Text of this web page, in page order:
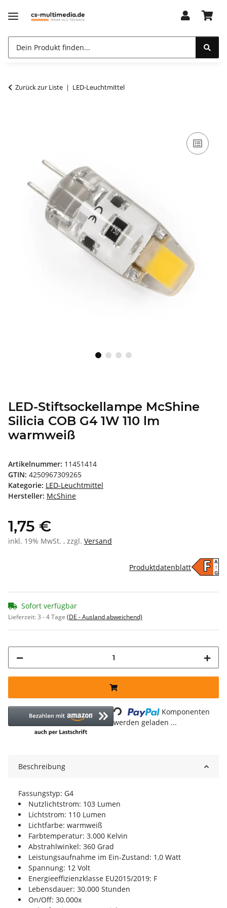
Zurück zur Liste LED-Leuchtmittel
LED-Stiftsockellampe McShine
Silicia COB G4 1W 110 lm
warmweiß
Artikelnummer: 11451414
GTIN: 4250967309265
Kategorie: LED-Leuchtmittel
Hersteller: McShine
1,75 €
inkl. 19% MwSt. , zzgl. Versand
F A
↑
G
Produktdatenblatt
Sofort verfügbar
Lieferzeit:3 - 4 Tage (DE - Ausland abweichend)
Loading...
Komponenten
werden geladen ...
Beschreibung
Fassungstyp: G4
Nutzlichtstrom: 103 Lumen
Lichtstrom: 110 Lumen
Lichtfarbe: warmweiß
Farbtemperatur: 3.000 Kelvin
Abstrahlwinkel: 360 Grad
Leistungsaufnahme im Ein-Zustand: 1,0 Watt
Spannung: 12 Volt
Energieeffizienzklasse EU2015/2019: F
Lebensdauer: 30.000 Stunden
On/Off: 30.000x